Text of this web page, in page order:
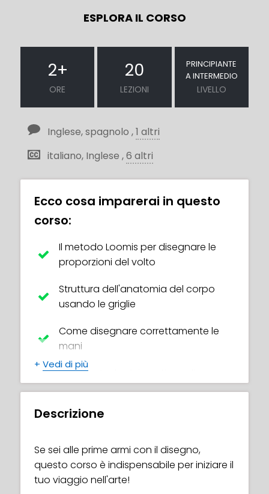
ESPLORA IL CORSO
2+
ORE
20
LEZIONI
PRINCIPIANTE
A INTERMEDIO
LIVELLO
Inglese, spagnolo ,1 altri
italiano, Inglese ,6 altri
Ecco cosa imparerai in questo
corso:
Il metodo Loomis per disegnare le
proporzioni del volto
Struttura dell'anatomia del corpo
usando le griglie
Come disegnare correttamente le
mani
Usa il metodo dei punti per disegnare
Comprendere la teoria della
prospettive dei punti
Scopri gli aspetti essenziali del
disegno gestuale, ad esempio: linea
+ Vedi di più
Descrizione
Se sei alle prime armi con il disegno,
questo corso è indispensabile per iniziare il
tuo viaggio nell'arte!